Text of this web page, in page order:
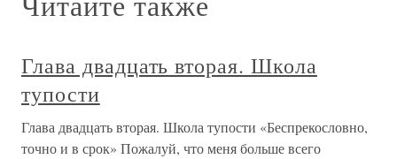
Глава двадцать вторая. Школа
тупости
Глава двадцать вторая. Школа тупости «Беспрекословно,
точно и в срок» Пожалуй, что меня больше всего